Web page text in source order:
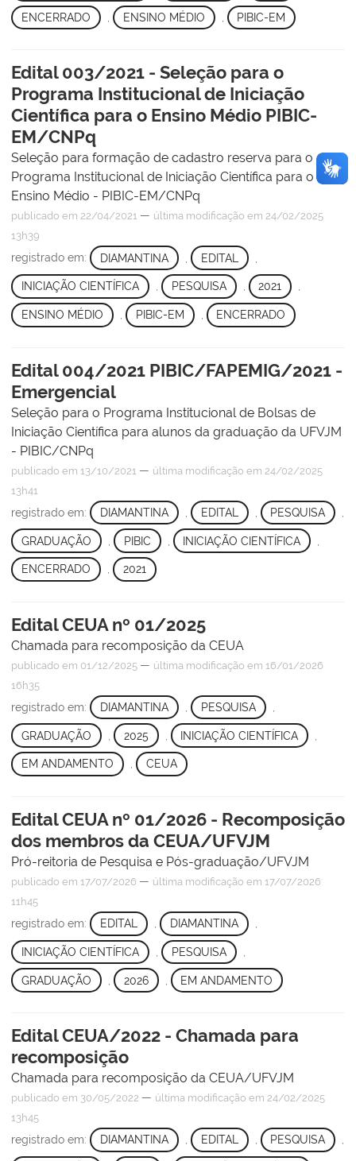
ENCERRADO ENSINO MÉDIO PIBIC-EM
Edital 003/2021 - Seleção para o
Programa Institucional de Iniciação
Científica para o Ensino Médio PIBIC-
EM/CNPq
Seleção para formação de cadastro reserva para o
Programa Institucional de Iniciação Científica para o
Ensino Médio - PIBIC-EM/CNPq
publicado em 22/04/2021 — última modificação em 24/02/2025
13h39
registrado em: DIAMANTINA EDITAL
INICIAÇÃO CIENTÍFICA , PESQUISA , 2021 ,
ENSINO MÉDIO PIBIC-EM ENCERRADO
Edital 004/2021 PIBIC/FAPEMIG/2021 -
Emergencial
Seleção para o Programa Institucional de Bolsas de
Iniciação Científica para alunos da graduação da UFVJM
- PIBIC/CNPq
publicado em 13/10/2021 — última modificação em 24/02/2025
13h41
registrado em: DIAMANTINA EDITAL PESQUISA
GRADUAÇÃO PIBIC INICIAÇÃO CIENTÍFICA
ENCERRADO , 2021
Edital CEUA nº 01/2025
Chamada para recomposição da CEUA
publicado em 01/12/2025 — última modificação em 16/01/2026
16h35
registrado em: DIAMANTINA PESQUISA
GRADUAÇÃO 2025 INICIAÇÃO CIENTÍFICA
EM ANDAMENTO , CEUA
Edital CEUA nº 01/2026 - Recomposição
dos membros da CEUA/UFVJM
Pró-reitoria de Pesquisa e Pós-graduação/UFVJM
publicado em 17/07/2026 — última modificação em 17/07/2026
11h45
registrado em: EDITAL DIAMANTINA
INICIAÇÃO CIENTÍFICA PESQUISA
GRADUAÇÃO 2026 EM ANDAMENTO
Edital CEUA/2022 - Chamada para
recomposição
Chamada para recomposição da CEUA/UFVJM
publicado em 30/05/2022 — última modificação em 24/02/2025
13h45
registrado em: DIAMANTINA , EDITAL , PESQUISA ,